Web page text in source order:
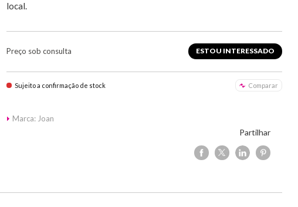
local.
Preço sob consulta ESTOU INTERESSADO
Sujeito a confirmação de stock Comparar
Marca: Joan
Partilhar